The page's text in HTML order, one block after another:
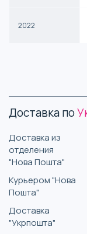
2022
Доставка по
Доставка из
отделения
"Нова Пошта"
Курьером "Нова
Пошта"
Доставка
"Укрпошта"